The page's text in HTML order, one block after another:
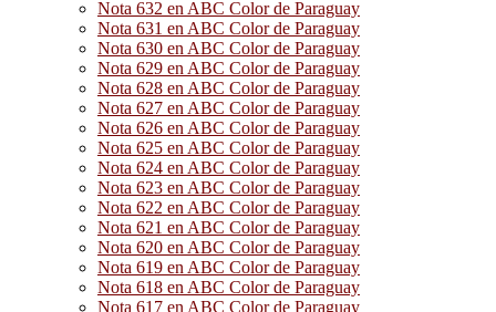
Nota 632 en ABC Color de Paraguay
Nota 631 en ABC Color de Paraguay
Nota 630 en ABC Color de Paraguay
Nota 629 en ABC Color de Paraguay
Nota 628 en ABC Color de Paraguay
Nota 627 en ABC Color de Paraguay
Nota 626 en ABC Color de Paraguay
Nota 625 en ABC Color de Paraguay
Nota 624 en ABC Color de Paraguay
Nota 623 en ABC Color de Paraguay
Nota 622 en ABC Color de Paraguay
Nota 621 en ABC Color de Paraguay
Nota 620 en ABC Color de Paraguay
Nota 619 en ABC Color de Paraguay
Nota 618 en ABC Color de Paraguay
Nota 617 en ABC Color de Paraguay